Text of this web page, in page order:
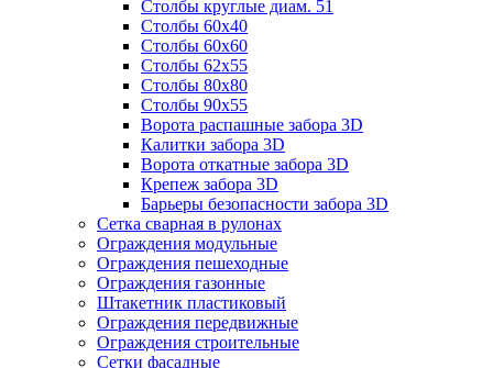
Столбы круглые диам. 51
Столбы 60х40
Столбы 60х60
Столбы 62х55
Столбы 80х80
Столбы 90х55
Ворота распашные забора 3D
Калитки забора 3D
Ворота откатные забора 3D
Крепеж забора 3D
Барьеры безопасности забора 3D
Сетка сварная в рулонах
Ограждения модульные
Ограждения пешеходные
Ограждения газонные
Штакетник пластиковый
Ограждения передвижные
Ограждения строительные
Сетки фасадные